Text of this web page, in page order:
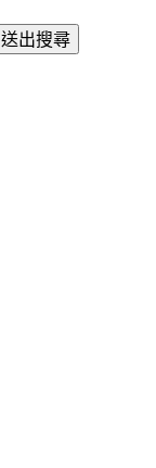
送出搜尋